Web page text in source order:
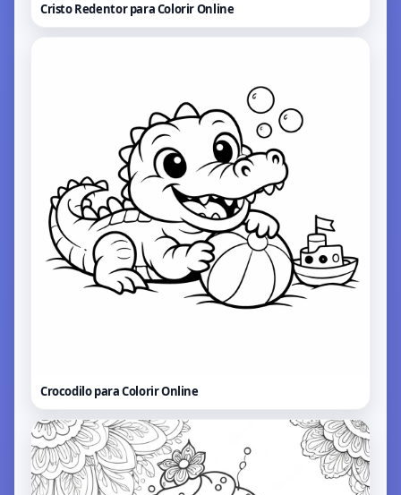
Cristo Redentor para ColorirOnline
Crocodilo para ColorirOnline